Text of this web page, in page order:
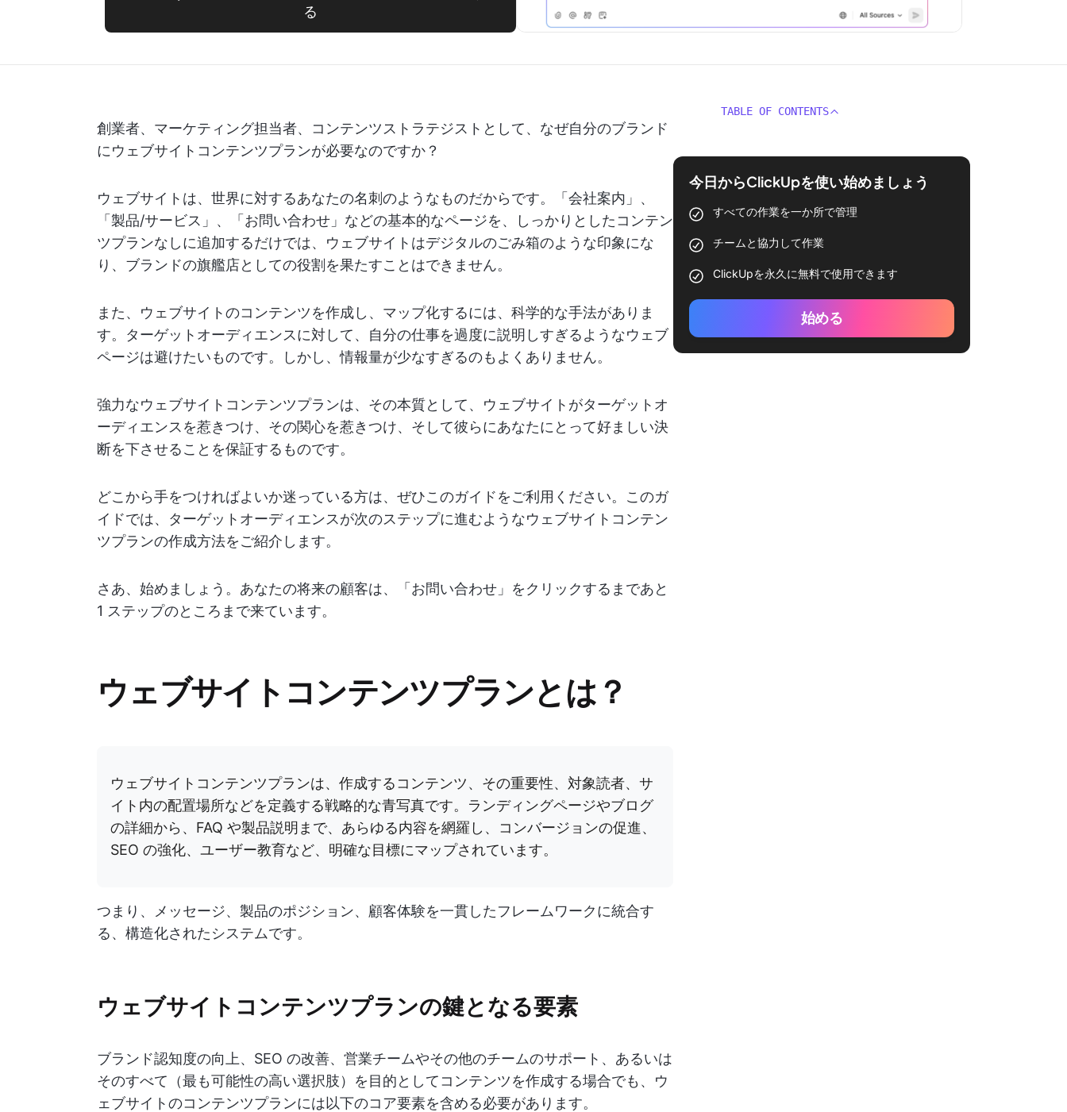
る
創業者、マーケティング担当者、コンテンツストラテジストとして、なぜ自分のブランド
にウェブサイトコンテンツプランが必要なのですか？
ウェブサイトは、世界に対するあなたの名刺のようなものだからです。「会社案内」、
「製品/サービス」、「お問い合わせ」などの基本的なページを、しっかりとしたコンテン
ツプランなしに追加するだけでは、ウェブサイトはデジタルのごみ箱のような印象にな
り、ブランドの旗艦店としての役割を果たすことはできません。
また、ウェブサイトのコンテンツを作成し、マップ化するには、科学的な手法がありま
す。ターゲットオーディエンスに対して、自分の仕事を過度に説明しすぎるようなウェブ
ページは避けたいものです。しかし、情報量が少なすぎるのもよくありません。
強力なウェブサイトコンテンツプランは、その本質として、ウェブサイトがターゲットオ
ーディエンスを惹きつけ、その関心を惹きつけ、そして彼らにあなたにとって好ましい決
断を下させることを保証するものです。
どこから手をつければよいか迷っている方は、ぜひこのガイドをご利用ください。このガ
イドでは、ターゲットオーディエンスが次のステップに進むようなウェブサイトコンテン
ツプランの作成方法をご紹介します。
さあ、始めましょう。あなたの将来の顧客は、「お問い合わせ」をクリックするまであと
1 ステップのところまで来ています。
ウェブサイトコンテンツプランとは？
ウェブサイトコンテンツプランは、作成するコンテンツ、その重要性、対象読者、サ
イト内の配置場所などを定義する戦略的な青写真です。ランディングページやブログ
の詳細から、FAQ や製品説明まで、あらゆる内容を網羅し、コンバージョンの促進、
SEO の強化、ユーザー教育など、明確な目標にマップされています。
つまり、メッセージ、製品のポジション、顧客体験を一貫したフレームワークに統合す
る、構造化されたシステムです。
ウェブサイトコンテンツプランの鍵となる要素
ブランド認知度の向上、SEO の改善、営業チームやその他のチームのサポート、あるいは
そのすべて（最も可能性の高い選択肢）を目的としてコンテンツを作成する場合でも、ウ
ェブサイトのコンテンツプランには以下のコア要素を含める必要があります。
TABLE OF CONTENTS
今日からClickUpを使い始めましょう
すべての作業を一か所で管理
チームと協力して作業
ClickUpを永久に無料で使用できます
始める